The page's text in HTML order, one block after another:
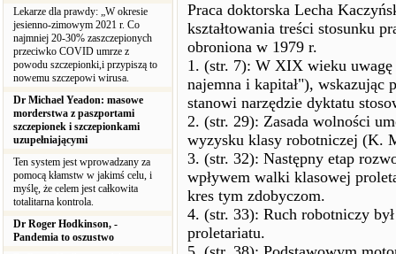
Lekarze dla prawdy: „W okresie
jesienno-zimowym 2021 r. Co
najmniej 20-30% zaszczepionych
przeciwko COVID umrze z
powodu szczepionki,i przypiszą to
nowemu szczepowi wirusa.
Dr Michael Yeadon: masowe
morderstwa z paszportami
szczepionek i szczepionkami
uzupełniającymi
Ten system jest wprowadzany za
pomocą kłamstw w jakimś celu, i
myślę, że celem jest całkowita
totalitarna kontrola.
Dr Roger Hodkinson, -
Pandemia to oszustwo
Praca doktorska Lecha
kształtowania treści stosunku
obroniona w 1979 r.
1. (str. 7): W XIX wieku
najemna i kapitał"), wskazując
stanowi narzędzie dyktatu
2. (str. 29): Zasada wolności
wyzysku klasy robotniczej (K.
3. (str. 32): Następny etap
wpływem walki klasowej
kres tym zdobyczom.
4. (str. 33): Ruch robotniczy
proletariatu.